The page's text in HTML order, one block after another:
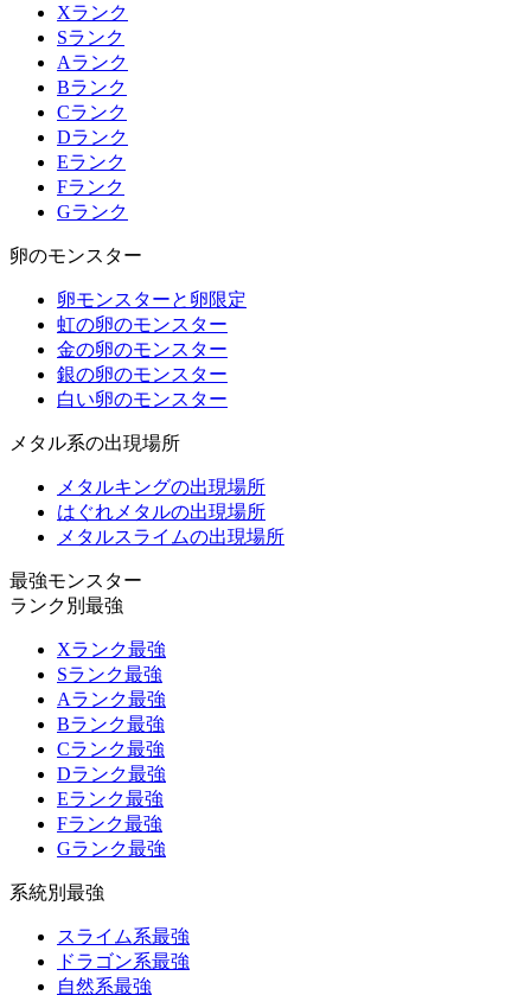
Xランク
Sランク
Aランク
Bランク
Cランク
Dランク
Eランク
Fランク
Gランク
卵のモンスター
卵モンスターと卵限定
虹の卵のモンスター
金の卵のモンスター
銀の卵のモンスター
白い卵のモンスター
メタル系の出現場所
メタルキングの出現場所
はぐれメタルの出現場所
メタルスライムの出現場所
最強モンスター
ランク別最強
Xランク最強
Sランク最強
Aランク最強
Bランク最強
Cランク最強
Dランク最強
Eランク最強
Fランク最強
Gランク最強
系統別最強
スライム系最強
ドラゴン系最強
自然系最強